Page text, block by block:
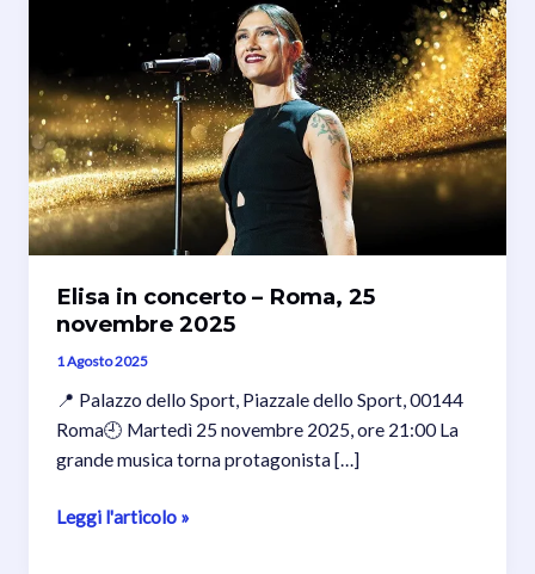
Elisa in concerto – Roma, 25
novembre 2025
1 Agosto 2025
📍 Palazzo dello Sport, Piazzale dello Sport, 00144
Roma🕘 Martedì 25 novembre 2025, ore 21:00 La
grande musica torna protagonista […]
Elisa
Leggi l'articolo »